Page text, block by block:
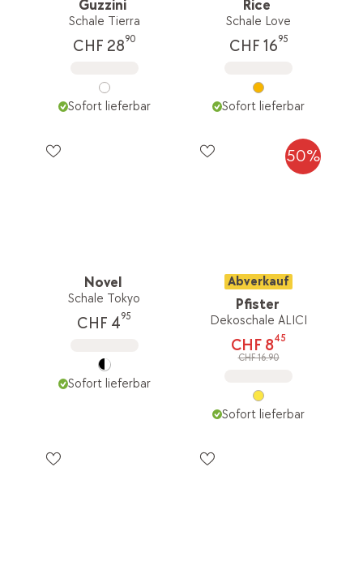
Guzzini
Schale Tierra
CHF 2890
Sofort lieferbar
Rice
Schale Love
CHF 1695
Sofort lieferbar
Novel
Schale Tokyo
CHF 495
Sofort lieferbar
50%
Abverkauf
Pfister
Dekoschale ALICI
CHF 845
CHF 16.90
Sofort lieferbar